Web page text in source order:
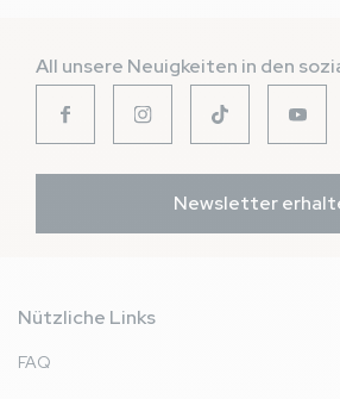
All unsere Neuigkeiten in den
Newsletter
Nützliche Links
FAQ